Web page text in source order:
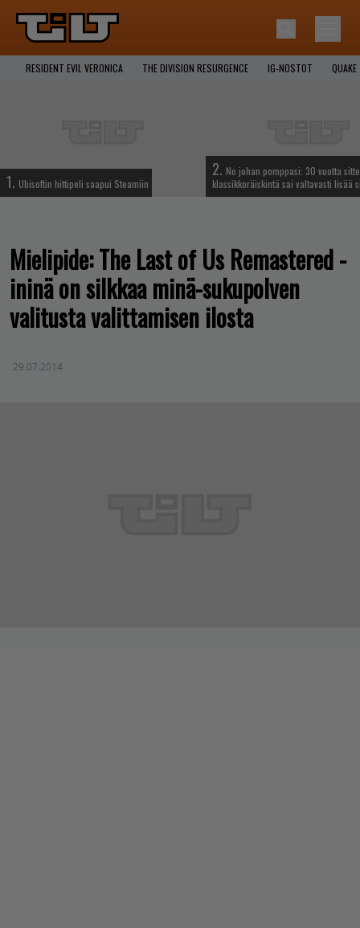
RESIDENT EVIL VERONICA THE DIVISION RESURGENCE IG-NOSTOT QUAKE
1. Ubisoftin hittipeli saapui Steamiin
2. No johan pomppasi: 30 vuotta
klassikkoräiskintä sai valtavasti lisää
Mielipide: The Last of Us Remastered -
ininä on silkkaa minä-sukupolven
valitusta valittamisen ilosta
29.07.2014